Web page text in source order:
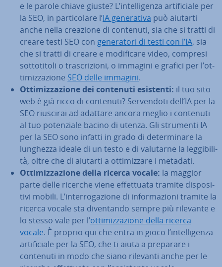
e le parole chiave giuste? L’in­tel­li­gen­za ar­ti­fi­cia­le per
la SEO, in par­ti­co­la­re l’IA ge­ne­ra­ti­va può aiutarti
anche nella creazione di contenuti, sia che si tratti di
creare testi SEO con ge­ne­ra­to­ri di testi con l’IA, sia
che si tratti di creare e mo­di­fi­ca­re video, compresi
sot­to­ti­to­li o tra­scri­zio­ni, o immagini e grafici per l’ot­
ti­miz­za­zio­ne SEO delle immagini.
Ot­ti­miz­za­zio­ne dei contenuti esistenti: il tuo sito
web è già ricco di contenuti? Ser­ven­do­ti dell’IA per la
SEO riuscirai ad adattare ancora meglio i contenuti
al tuo po­ten­zia­le bacino di utenza. Gli strumenti IA
per la SEO sono infatti in grado di de­ter­mi­na­re la
lunghezza ideale di un testo e di valutarne la leg­gi­bi­li­
tà, oltre che di aiutarti a ot­ti­miz­za­re i metadati.
Ot­ti­miz­za­zio­ne della ricerca vocale: la maggior
parte delle ricerche viene ef­fet­tua­ta tramite di­spo­si­
ti­vi mobili. L’in­ter­ro­ga­zio­ne di in­for­ma­zio­ni tramite la
ricerca vocale sta di­ven­tan­do sempre più rilevante e
lo stesso vale per l’ot­ti­miz­za­zio­ne della ricerca
vocale. È proprio qui che entra in gioco l’in­tel­li­gen­za
ar­ti­fi­cia­le per la SEO, che ti aiuta a preparare i
contenuti in modo che siano rilevanti anche per le